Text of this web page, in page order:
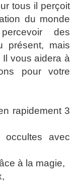
tous il perçoit
du monde
des
présent, mais
vous aidera à
pour votre
rapidement 3
avec
à la magie,